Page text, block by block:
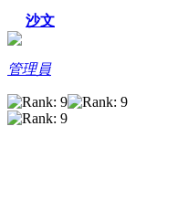
沙文
管理員